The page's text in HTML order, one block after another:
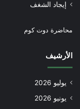
إيجاد الشغف
محاضرة دوت كوم
الأرشيف
يوليو 2026
يونيو 2026